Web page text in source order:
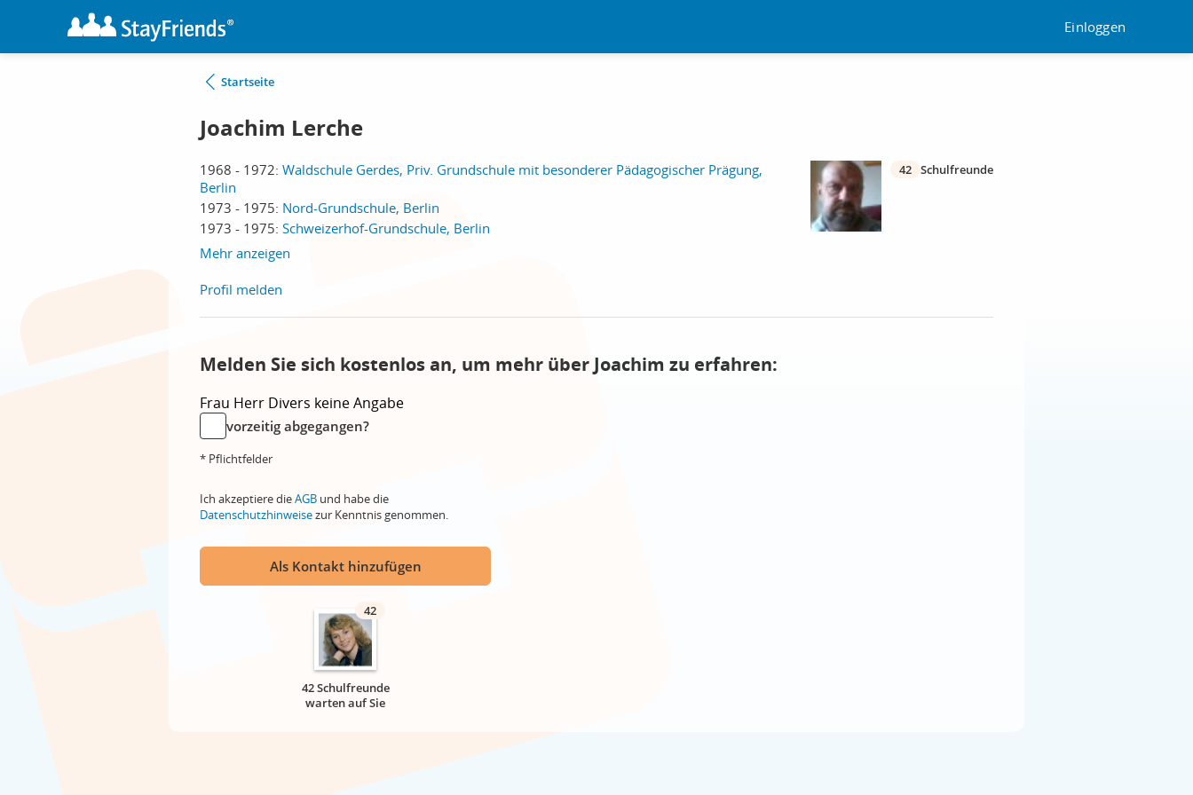
Einloggen
Startseite
Joachim Lerche
1968 - 1972: Waldschule Gerdes, Priv. Grundschule mit besonderer Pädagogischer Prägung,
Berlin
1973 - 1975: Nord-Grundschule, Berlin
1973 - 1975: Schweizerhof-Grundschule, Berlin
Mehr anzeigen
42 Schulfreunde
Profil melden
Melden Sie sich kostenlos an, um mehr über Joachim zu erfahren:
Frau Herr Divers keine Angabe
vorzeitig abgegangen?
* Pflichtfelder
Ich akzeptiere dieAGB und habe die
Datenschutzhinweisezur Kenntnis genommen.
Als Kontakt hinzufügen
42
42 Schulfreunde
warten auf Sie